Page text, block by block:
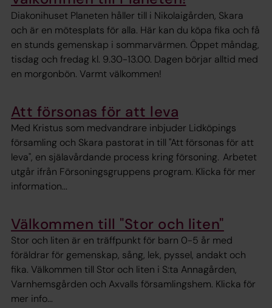
Diakonihuset Planeten håller till i Nikolaigården, Skara
och är en mötesplats för alla. Här kan du köpa fika och få
en stunds gemenskap i sommarvärmen. Öppet måndag,
tisdag och fredag kl. 9.30-13.00. Dagen börjar alltid med
en morgonbön. Varmt välkommen!
Att försonas för att leva
Med Kristus som medvandrare inbjuder Lidköpings
församling och Skara pastorat in till "Att försonas för att
leva", en själavårdande process kring försoning. Arbetet
utgår ifrån Försoningsgruppens program. Klicka för mer
information...
Välkommen till "Stor och liten"
Stor och liten är en träffpunkt för barn 0-5 år med
föräldrar för gemenskap, sång, lek, pyssel, andakt och
fika. Välkommen till Stor och liten i S:ta Annagården,
Varnhemsgården och Axvalls församlingshem. Klicka för
mer info...